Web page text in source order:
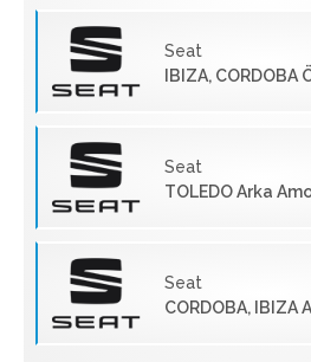
Seat
IBIZA, CORDOBA
Seat
TOLEDO Arka
Seat
CORDOBA, IBIZA